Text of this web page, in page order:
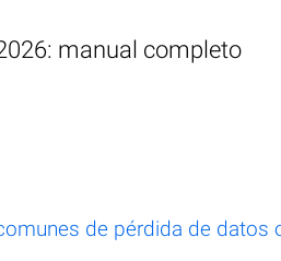
manual completo
de pérdida de